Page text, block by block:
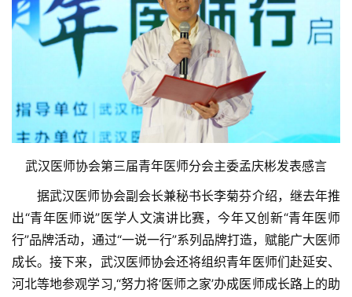
武汉医师协会第三届青年医师分会主委孟庆彬发表感言
据武汉医师协会副会长兼秘书长李菊芬介绍，继去年推
出“青年医师说”医学人文演讲比赛，今年又创新“青年医师
行”品牌活动，通过“一说一行”系列品牌打造，赋能广大医师
成长。接下来，武汉医师协会还将组织青年医师们赴延安、
河北等地参观学习,“努力将‘医师之家’办成医师成长路上的助